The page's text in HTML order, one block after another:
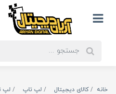
خانه کالای دیجیتال لپ تاپ
لپ